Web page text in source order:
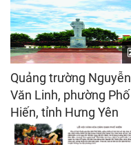
Quảng trường Nguyễn
Văn Linh, phường Phố
Hiến, tỉnh Hưng Yên